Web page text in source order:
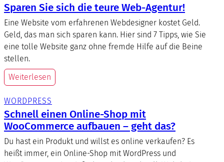
Sparen Sie sich die teure Web-Agentur!
Eine Website vom erfahrenen Webdesigner kostet Geld.
Geld, das man sich sparen kann. Hier sind 7 Tipps, wie Sie
eine tolle Website ganz ohne fremde Hilfe auf die Beine
stellen.
Weiterlesen
WORDPRESS
Schnell einen Online-Shop mit
WooCommerce aufbauen – geht das?
Du hast ein Produkt und willst es online verkaufen? Es
heißt immer, ein Online-Shop mit WordPress und